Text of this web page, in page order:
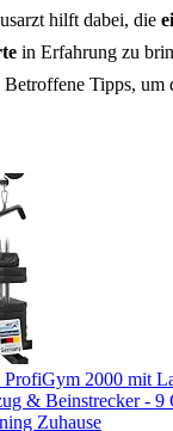
hilft dabei, die
in Erfahrung zu
Tipps, um
2000 mit
& Beinstrecker -
Zuhause